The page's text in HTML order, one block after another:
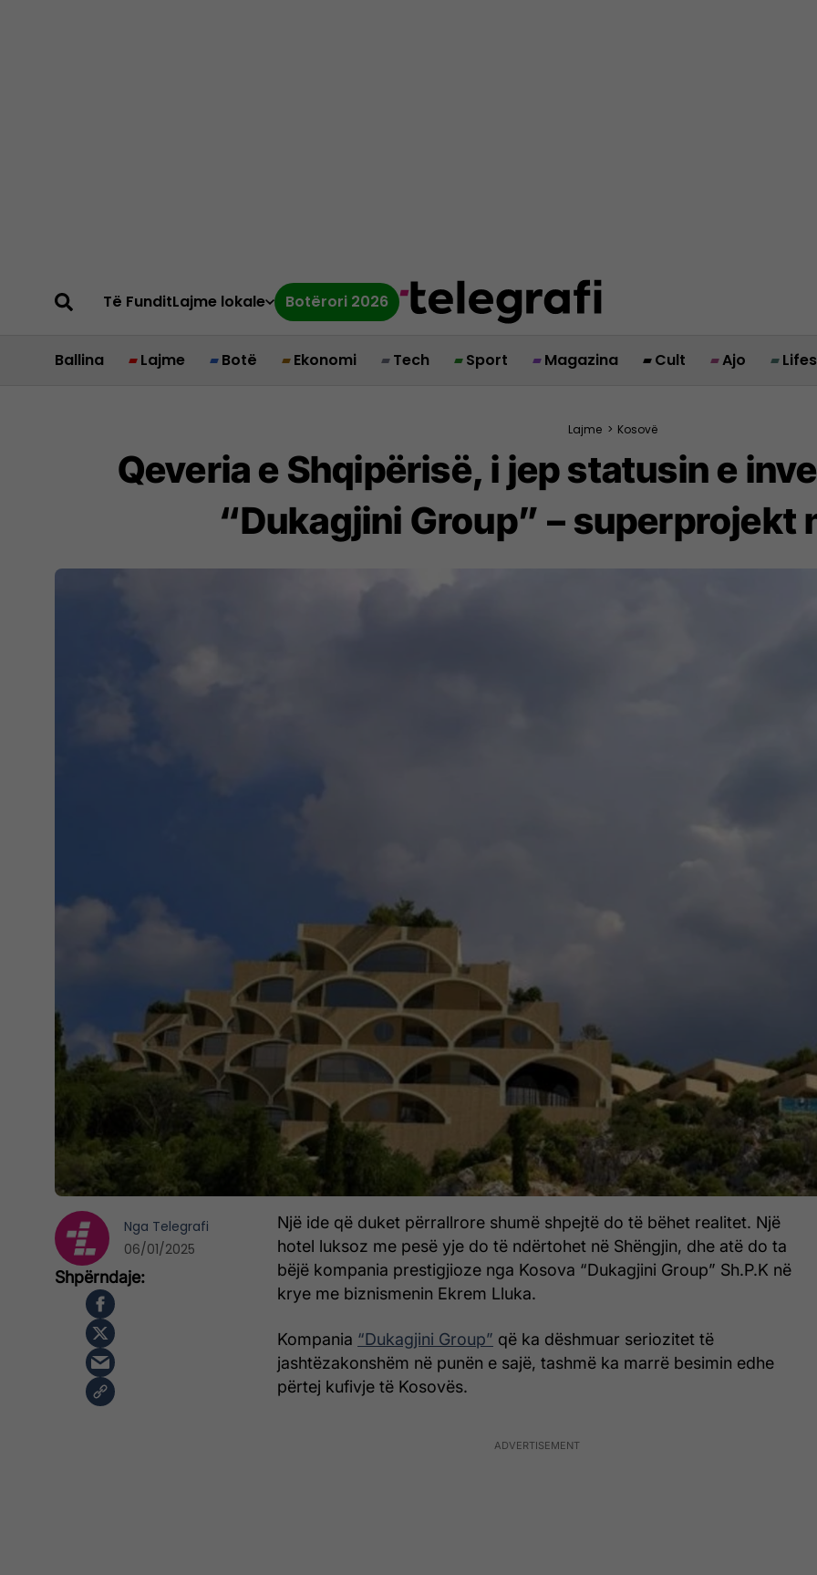
Të FunditLajme lokale Botërori 2026
Ballina Lajme Botë Ekonomi Tech Sport Magazina Cult Ajo
Lajme > Kosovë
Qeveria e Shqipërisë, i jep statusin e
“Dukagjini Group” – superprojekt
Një ide që duket përrallrore shumë shpejtë do të bëhet realitet. Një
hotel luksoz me pesë yje do të ndërtohet në Shëngjin, dhe atë do ta
bëjë kompania prestigjioze nga Kosova “Dukagjini Group” Sh.P.K në
krye me biznismenin Ekrem Lluka.
Kompania “Dukagjini Group” që ka dëshmuar seriozitet të
jashtëzakonshëm në punën e sajë, tashmë ka marrë besimin edhe
përtej kufivje të Kosovës.
Nga Telegrafi
06/01/2025